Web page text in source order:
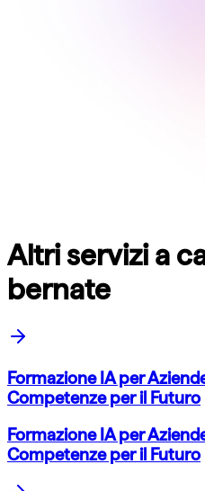
Altri servizi a
bernate
Formazione IA per
Competenze per il Futuro
Formazione IA per
Competenze per il Futuro